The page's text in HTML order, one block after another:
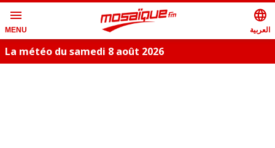
menu
MENU
language
العربية
La météo du samedi 8 août 2026